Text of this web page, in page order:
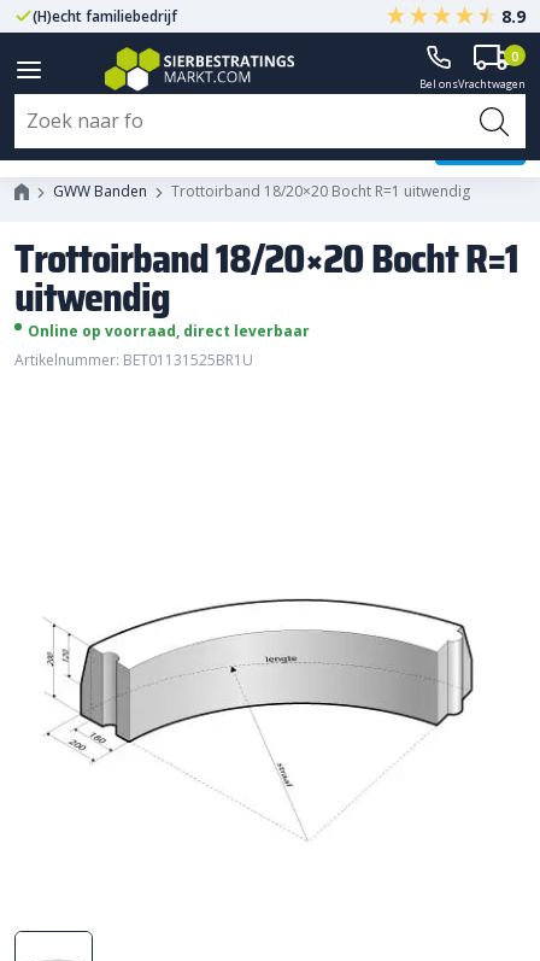
(H)echt familiebedrijf Gegarandeerd A-kwaliteit
8.9
Bel onsVrachtwagen
0
GWW Banden Trottoirband 18/20×20 Bocht R=1 uitwendig
Trottoirband 18/20×20 Bocht R=1
uitwendig
Online op voorraad, direct leverbaar
Artikelnummer: BET01131525BR1U
Trottoirband 18/20x20 Bocht R=1
uitwendig